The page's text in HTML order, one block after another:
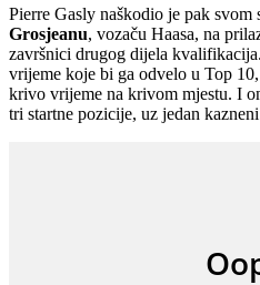
Pierre Gasly naškodio je pak svom
Grosjeanu, vozaču Haasa, na
završnici drugog dijela
vrijeme koje bi ga odvelo u Top
krivo vrijeme na krivom mjestu. I
tri startne pozicije, uz jedan